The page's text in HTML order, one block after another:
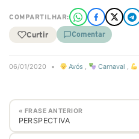
COMPARTILHAR:
Curtir Comentar
06/01/2020 • Avós , Carnaval ,
« FRASE ANTERIOR
PERSPECTIVA